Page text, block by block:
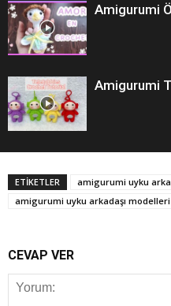
Amigurumi
Amigurumi
ETİKETLER
amigurumi uyku
amigurumi uyku arkadaşı modelleri
CEVAP VER